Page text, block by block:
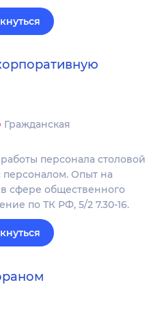
Гражданская
персонала столовой
персоналом. Опыт на
сфере общественного
по ТК РФ, 5/2 7.30-16.